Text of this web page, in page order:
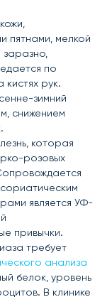
пятнами, мелкой
по
кистях рук.
зимний
снижением
которая
розовых
является УФ-
привычки.
требует
анализа
белок, уровень
В клинике